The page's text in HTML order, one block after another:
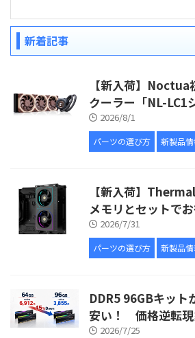
新着記事
【新入荷】
クーラー「NL-LC1
2026/8/1
パーツの選び方 新製品
【新入荷】
メモリとセットで
2026/7/31
パーツの選び方 新製品
DDR5 96GBキット
安い！ 価格逆転現
2026/7/25